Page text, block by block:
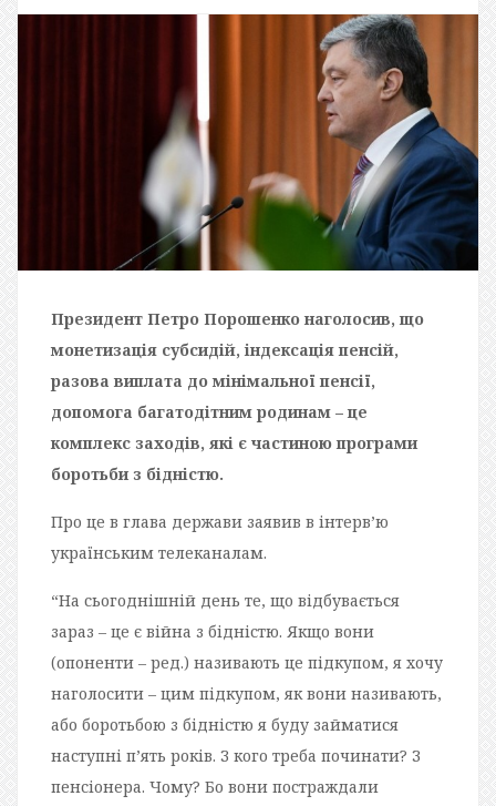
Президент Петро Порошенко наголосив, що
монетизація субсидій, індексація пенсій,
разова виплата до мінімальної пенсії,
допомога багатодітним родинам – це
комплекс заходів, які є частиною програми
боротьби з бідністю.
Про це в глава держави заявив в інтерв’ю
українським телеканалам.
“На сьогоднішній день те, що відбувається
зараз – це є війна з бідністю. Якщо вони
(опоненти – ред.) називають це підкупом, я хочу
наголосити – цим підкупом, як вони називають,
або боротьбою з бідністю я буду займатися
наступні п’ять років. З кого треба починати? З
пенсіонера. Чому? Бо вони постраждали